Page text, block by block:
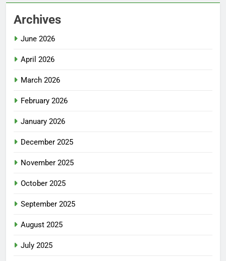
Archives
June 2026
April 2026
March 2026
February 2026
January 2026
December 2025
November 2025
October 2025
September 2025
August 2025
July 2025